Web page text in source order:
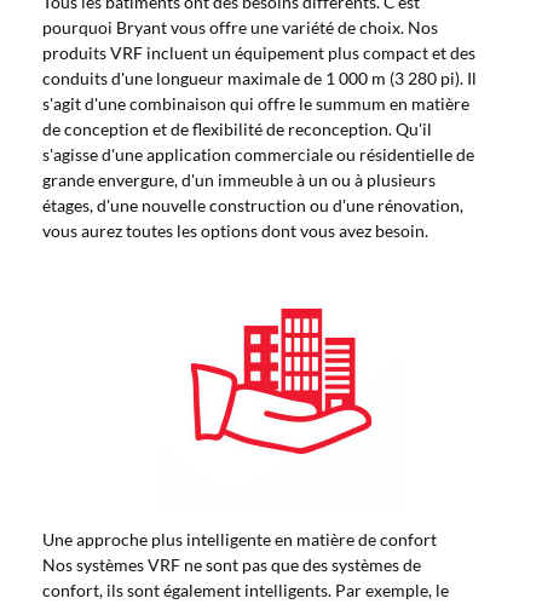
pourquoi Bryant vous offre une variété de choix. Nos
produits VRF incluent un équipement plus compact et des
conduits d'une longueur maximale de 1 000 m (3 280 pi). Il
s'agit d'une combinaison qui offre le summum en matière
de conception et de flexibilité de reconception. Qu'il
s'agisse d'une application commerciale ou résidentielle de
grande envergure, d'un immeuble à un ou à plusieurs
étages, d'une nouvelle construction ou d'une rénovation,
vous aurez toutes les options dont vous avez besoin.
Une approche plus intelligente en matière de confort
Nos systèmes VRF ne sont pas que des systèmes de
confort, ils sont également intelligents. Par exemple, le